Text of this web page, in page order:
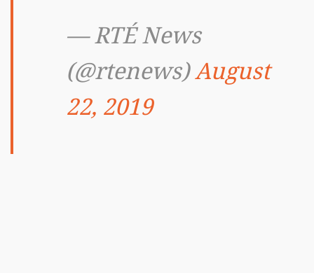
— RTÉ News
(@rtenews)August
22, 2019